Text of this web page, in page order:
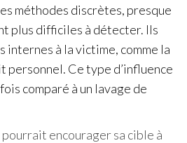
méthodes discrètes, presque
plus difficiles à détecter. Ils
à la victime, comme la
personnel. Ce type d’influence
comparé à un lavage de
encourager sa cible à